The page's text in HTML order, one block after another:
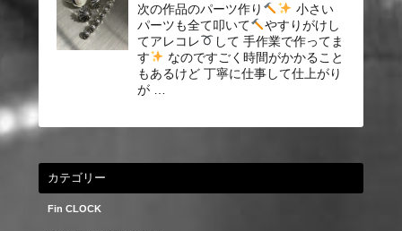
次の作品のパーツ作り
小さい
パーツも全て叩いて
やすりがけし
てアレコレ
して 手作業で作ってま
す
なのですごく時間がかかること
もあるけど 丁寧に仕事して仕上がり
が …
カテゴリー
Fin CLOCK